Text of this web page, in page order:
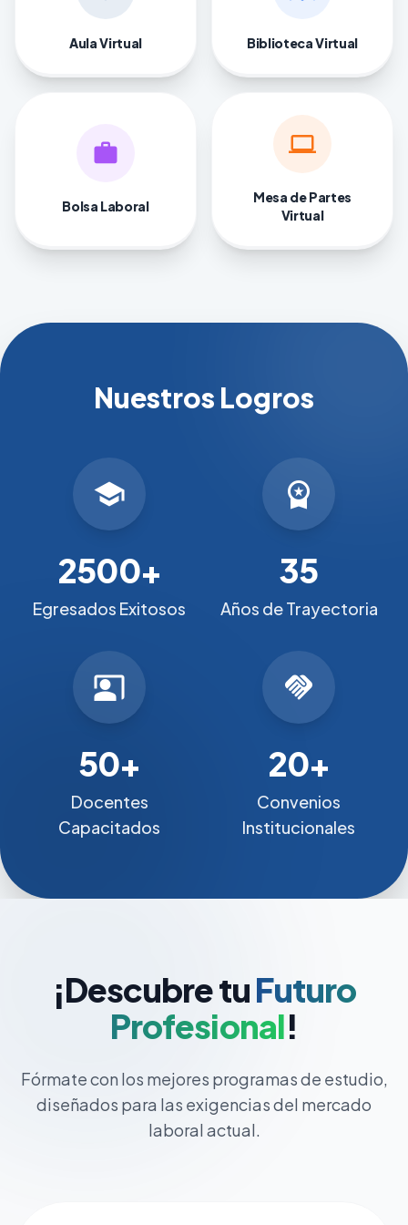
Aula Virtual Biblioteca Virtual
work
Bolsa Laboral
computer
Mesa de Partes
Virtual
Nuestros Logros
school
2500+
Egresados Exitosos
workspace_premium
35
Años de Trayectoria
co_present
50+
Docentes
Capacitados
handshake
20+
Convenios
Institucionales
¡Descubre tuFuturo
Profesional!
Fórmate con los mejores programas de estudio,
diseñados para las exigencias del mercado
laboral actual.